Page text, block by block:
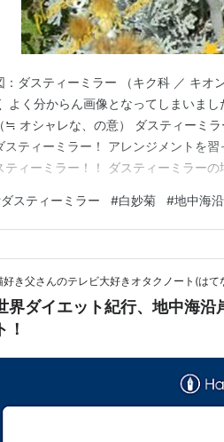
：ダスティーミラー （キク科 ／ キオ
よく分からん画像となってしまいま
（≒ オシャレな、の意） ダスティーミ
スティーミラー！ アレンジメントを
ティーミラー！！ ダスティーミラー
時期に咲く植物だったのですね。 ダス
いると思っていたけど、 F…
ダスティーミラー #白妙菊 #地中海
好き父さんのテレビ大好きオタクノート(はて
界ダイエット紀行、地中海沿
ト！